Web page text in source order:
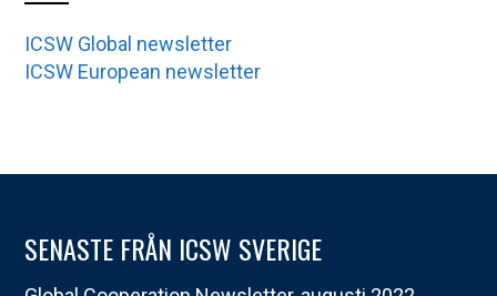
ICSW Global newsletter
ICSW European newsletter
SENASTE FRÅN ICSW SVERIGE